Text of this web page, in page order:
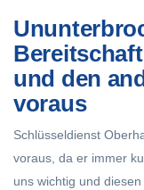
und den
voraus
Schlüsseldienst
voraus, da er immer
uns wichtig und